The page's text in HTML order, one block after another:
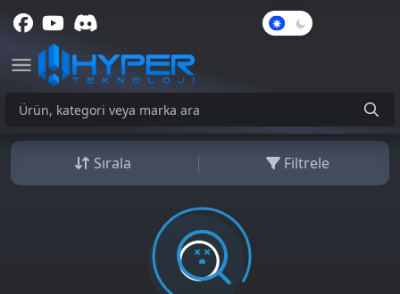
Sırala Filtrele